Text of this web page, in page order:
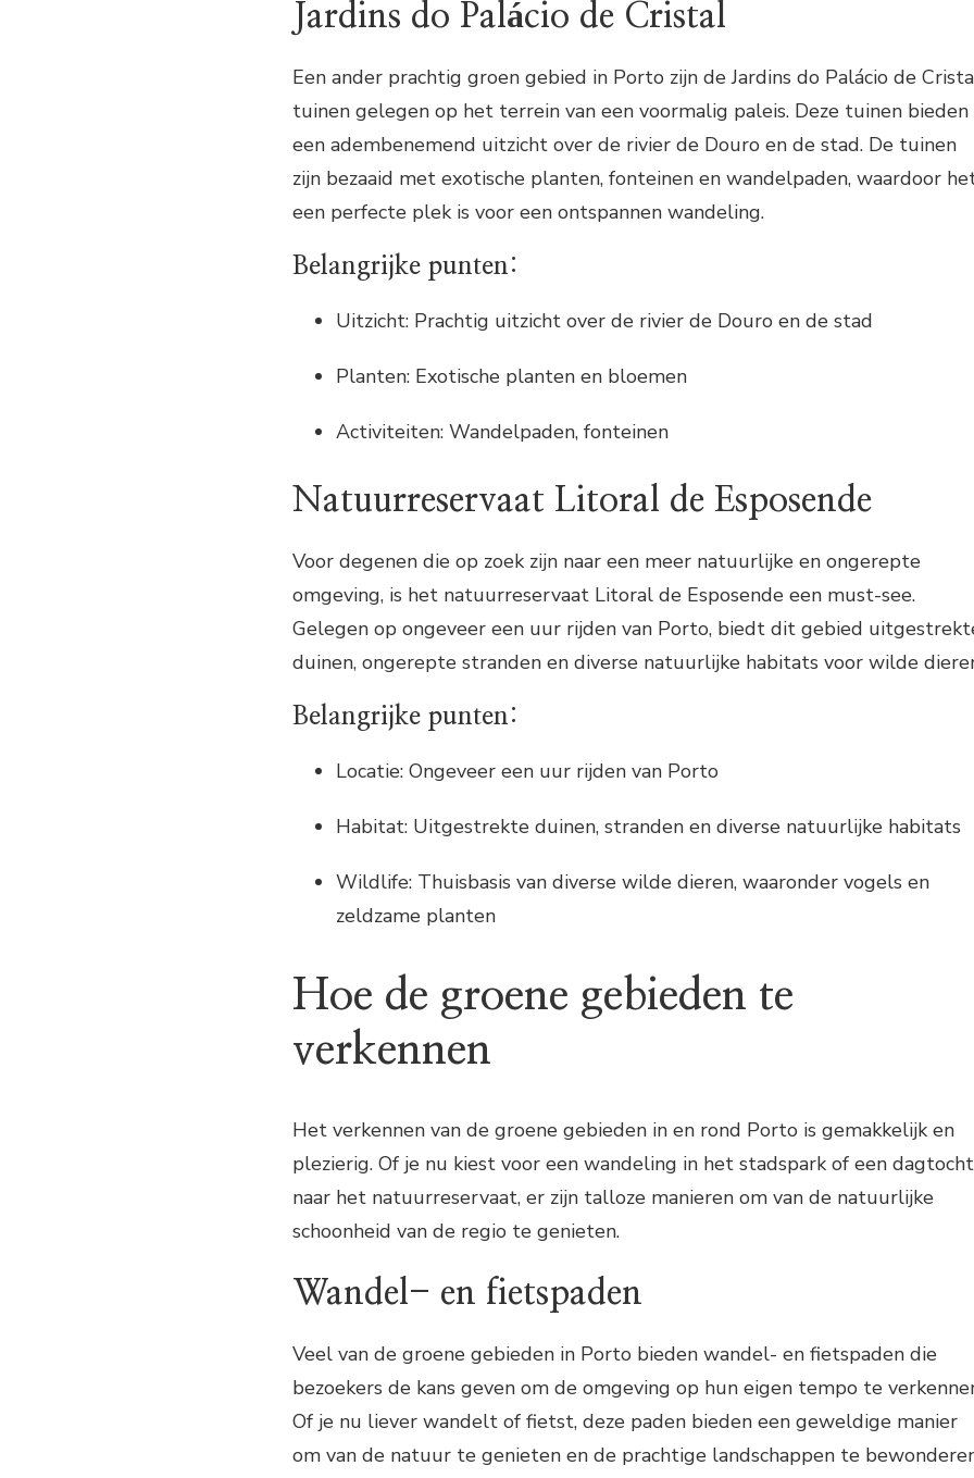
Jardins do Palácio de Cristal
Een ander prachtig groen gebied in Porto zijn de Jardins do Palácio de
tuinen gelegen op het terrein van een voormalig paleis. Deze tuinen bieden
een adembenemend uitzicht over de rivier de Douro en de stad. De tuinen
zijn bezaaid met exotische planten, fonteinen en wandelpaden, waardoor
een perfecte plek is voor een ontspannen wandeling.
Belangrijke punten:
Uitzicht: Prachtig uitzicht over de rivier de Douro en de stad
Planten: Exotische planten en bloemen
Activiteiten: Wandelpaden, fonteinen
Natuurreservaat Litoral de Esposende
Voor degenen die op zoek zijn naar een meer natuurlijke en ongerepte
omgeving, is het natuurreservaat Litoral de Esposende een must-see.
Gelegen op ongeveer een uur rijden van Porto, biedt dit gebied
duinen, ongerepte stranden en diverse natuurlijke habitats voor wilde
Belangrijke punten:
Locatie: Ongeveer een uur rijden van Porto
Habitat: Uitgestrekte duinen, stranden en diverse natuurlijke habitats
Wildlife: Thuisbasis van diverse wilde dieren, waaronder vogels en
zeldzame planten
Hoe de groene gebieden te
verkennen
Het verkennen van de groene gebieden in en rond Porto is gemakkelijk en
plezierig. Of je nu kiest voor een wandeling in het stadspark of een dagtocht
naar het natuurreservaat, er zijn talloze manieren om van de natuurlijke
schoonheid van de regio te genieten.
Wandel- en fietspaden
Veel van de groene gebieden in Porto bieden wandel- en fietspaden die
bezoekers de kans geven om de omgeving op hun eigen tempo te
Of je nu liever wandelt of fietst, deze paden bieden een geweldige manier
om van de natuur te genieten en de prachtige landschappen te